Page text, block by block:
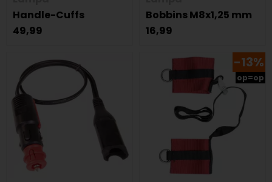
Handle-Cuffs
49,99
Bobbins M8x1,25 mm
16,99
-13%
op=op